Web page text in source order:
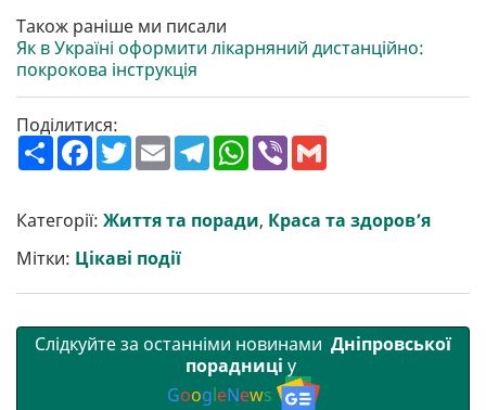
Також раніше ми писали
Як в Україні оформити лікарняний дистанційно:
покрокова інструкція
Поділитися:
П
о
ш
р
и
и
F
a
c
b
o
o
k
T
w
t
e
E
m
a
l
T
e
g
r
W
h
a
s
A
V
b
r l
Категорії: Життя та поради, Краса та здоров’я
Мітки: Цікаві події
Слідкуйте за останніми новинами Дніпровської
порадниці у
GoogleNews